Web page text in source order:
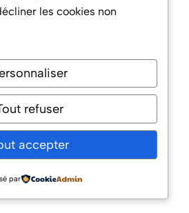
auf mehreren
verfügbar
Windows, Linux (Debian,
anderen
grafischer Oberfläche.
von Nmap in
les cookies non
refuser
accepter
par